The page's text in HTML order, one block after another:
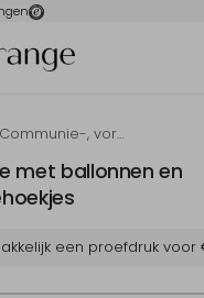
Communie-, vormsel- en doop-uitnodigingen
met ballonnen en
een proefdruk voor